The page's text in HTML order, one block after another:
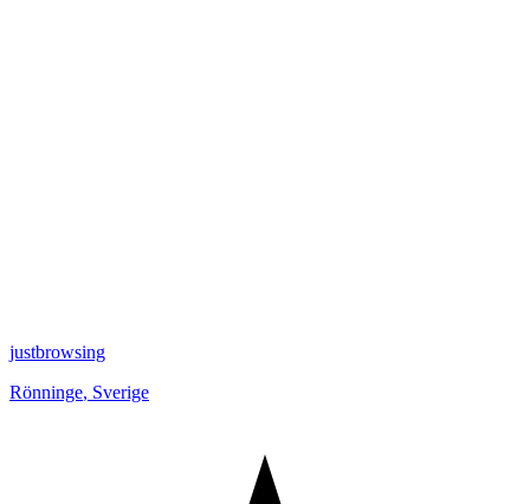
justbrowsing
Rönninge, Sverige